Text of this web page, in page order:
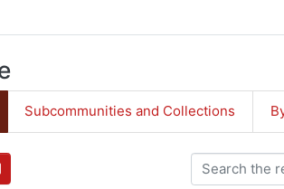
Subcommunities and Collections